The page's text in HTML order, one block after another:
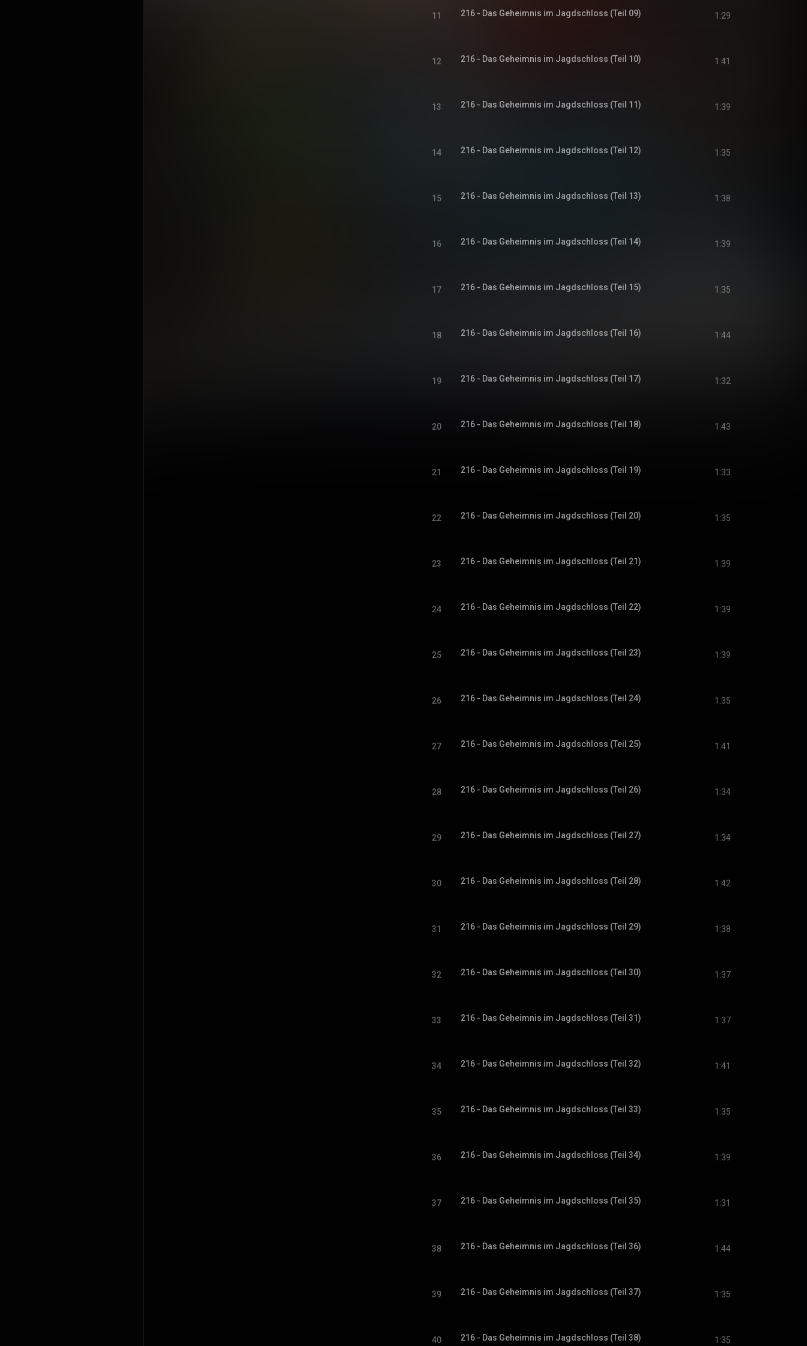
11 216 - Das Geheimnis im Jagdschloss (Teil 09) 1:29
12 216 - Das Geheimnis im Jagdschloss (Teil 10) 1:41
13 216 - Das Geheimnis im Jagdschloss (Teil 11) 1:39
14 216 - Das Geheimnis im Jagdschloss (Teil 12) 1:35
15 216 - Das Geheimnis im Jagdschloss (Teil 13) 1:38
16 216 - Das Geheimnis im Jagdschloss (Teil 14) 1:39
17 216 - Das Geheimnis im Jagdschloss (Teil 15) 1:35
18 216 - Das Geheimnis im Jagdschloss (Teil 16) 1:44
19 216 - Das Geheimnis im Jagdschloss (Teil 17) 1:32
20 216 - Das Geheimnis im Jagdschloss (Teil 18) 1:43
21 216 - Das Geheimnis im Jagdschloss (Teil 19) 1:33
22 216 - Das Geheimnis im Jagdschloss (Teil 20) 1:35
23 216 - Das Geheimnis im Jagdschloss (Teil 21) 1:39
24 216 - Das Geheimnis im Jagdschloss (Teil 22) 1:39
25 216 - Das Geheimnis im Jagdschloss (Teil 23) 1:39
26 216 - Das Geheimnis im Jagdschloss (Teil 24) 1:35
27 216 - Das Geheimnis im Jagdschloss (Teil 25) 1:41
28 216 - Das Geheimnis im Jagdschloss (Teil 26) 1:34
29 216 - Das Geheimnis im Jagdschloss (Teil 27) 1:34
30 216 - Das Geheimnis im Jagdschloss (Teil 28) 1:42
31 216 - Das Geheimnis im Jagdschloss (Teil 29) 1:38
32 216 - Das Geheimnis im Jagdschloss (Teil 30) 1:37
33 216 - Das Geheimnis im Jagdschloss (Teil 31) 1:37
34 216 - Das Geheimnis im Jagdschloss (Teil 32) 1:41
35 216 - Das Geheimnis im Jagdschloss (Teil 33) 1:35
36 216 - Das Geheimnis im Jagdschloss (Teil 34) 1:39
37 216 - Das Geheimnis im Jagdschloss (Teil 35) 1:31
38 216 - Das Geheimnis im Jagdschloss (Teil 36) 1:44
39 216 - Das Geheimnis im Jagdschloss (Teil 37) 1:35
40 216 - Das Geheimnis im Jagdschloss (Teil 38) 1:35